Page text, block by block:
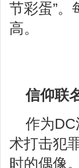
节彩蛋”
高。
信仰联
作为
术打击犯
时的偶像